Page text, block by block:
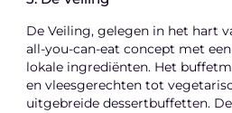
De Veiling, gelegen in het hart
all-you-can-eat concept met
lokale ingrediënten. Het
en vleesgerechten tot
uitgebreide dessertbuffetten.